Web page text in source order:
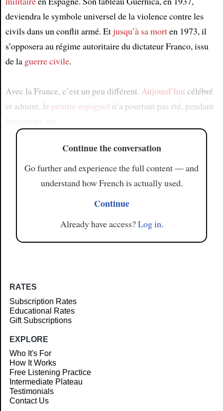
deviendra le symbole universel de la violence contre les
civils dans un conflit armé. Etjusqu’à sa morten 1973, il
s’opposera au régime autoritaire du dictateur Franco, issu
de la guerre civile.
Avec la France, c’est un peu différent. Aujourd’hui célébré
et admiré, le peintre espagnol n’a pourtant pas été, pendant
Continue the conversation
Go further and experience the full content — and
understand how French is actually used.
Continue
Already have access?Log in.
RATES
Subscription Rates
Educational Rates
Gift Subscriptions
EXPLORE
Who It's For
How It Works
Free Listening Practice
Intermediate Plateau
Testimonials
Contact Us